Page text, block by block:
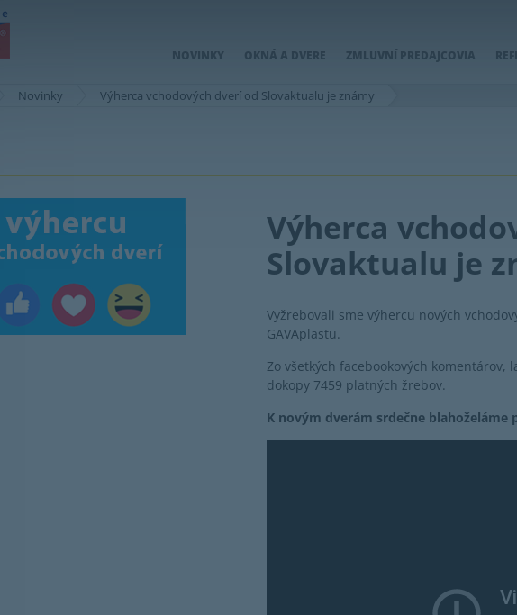
NOVINKY OKNÁ A DVERE ZMLUVNÍ PREDAJCOVIA
Novinky Výherca vchodových dverí od Slovaktualu je známy
Výherca
Slovaktualu je
Vyžrebovali sme výhercu nových
GAVAplastu.
Zo všetkých facebookových komentárov,
dokopy 7459 platných žrebov.
K novým dverám srdečne blahoželáme